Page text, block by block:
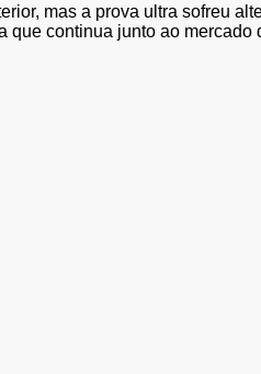
mas a prova ultra sofreu
continua junto ao mercado